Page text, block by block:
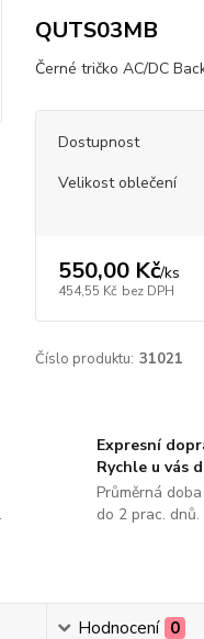
QUTS03MB
Černé tričko AC/DC
Dostupnost
Velikost oblečení
550,00 Kč/ks
454,55 Kč bez DPH
Číslo produktu: 31021
Expresní
Rychle u vás
Průměrná
do 2 prac. dnů.
Hodnocení 0